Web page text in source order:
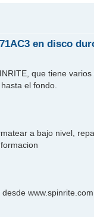
en disco
que tiene
el fondo.
a bajo nivel,
desdewww.spinrite.com